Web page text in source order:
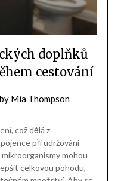
doplňků
cestování
by Mia Thompson
což dělá z
při udržování
mohou
celkovou pohodu,